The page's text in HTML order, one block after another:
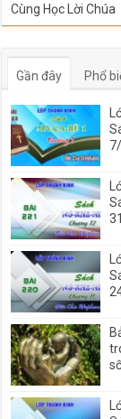
Cùng Học Lời Chúa
Gần đây Phổ